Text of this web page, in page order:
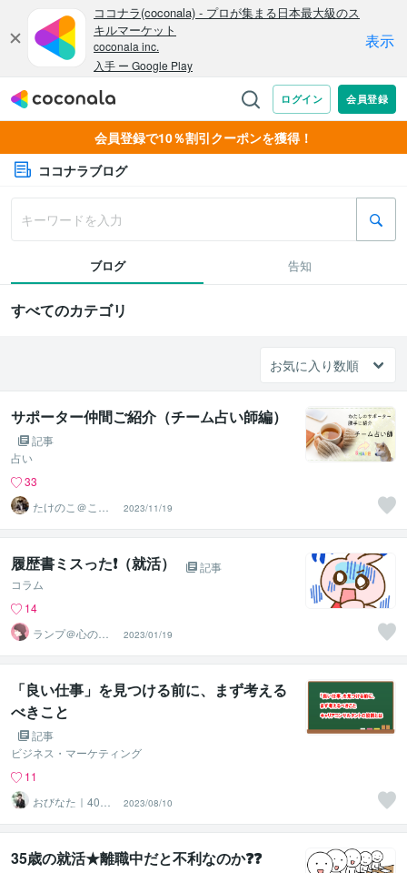
会員登録で10％割引クーポンを獲得！
ココナラブログ
ブログ 告知
すべてのカテゴリ
サポーター仲間ご紹介（チーム占い師編）
記事
占い
33
たけのこ＠ここ
ろの地図屋
2023/11/19
履歴書ミスった❗️（就活）
記事
コラム
14
ランプ＠心のお
悩み解決専門家
2023/01/19
「良い仕事」を見つける前に、まず考える
べきこと
記事
ビジネス・マーケティング
11
おびなた｜40
代・50代の就活
サポーター
2023/08/10
35歳の就活★離職中だと不利なのか❓❓